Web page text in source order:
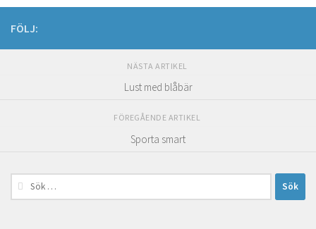
FÖLJ:
NÄSTA ARTIKEL
Lust med blåbär
FÖREGÅENDE ARTIKEL
Sporta smart
Sök
efter: